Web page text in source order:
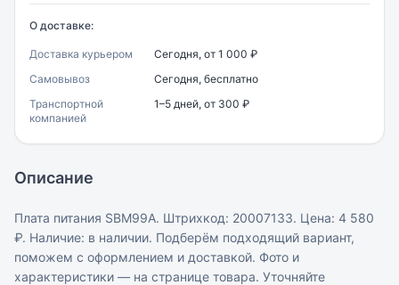
О доставке:
Доставка курьером
Сегодня, от 1 000 ₽
Самовывоз
Сегодня, бесплатно
Транспортной
компанией
1–5 дней, от 300 ₽
Описание
Плата питания SBM99A. Штрихкод: 20007133. Цена: 4 580
₽. Наличие: в наличии. Подберём подходящий вариант,
поможем с оформлением и доставкой. Фото и
характеристики — на странице товара. Уточняйте